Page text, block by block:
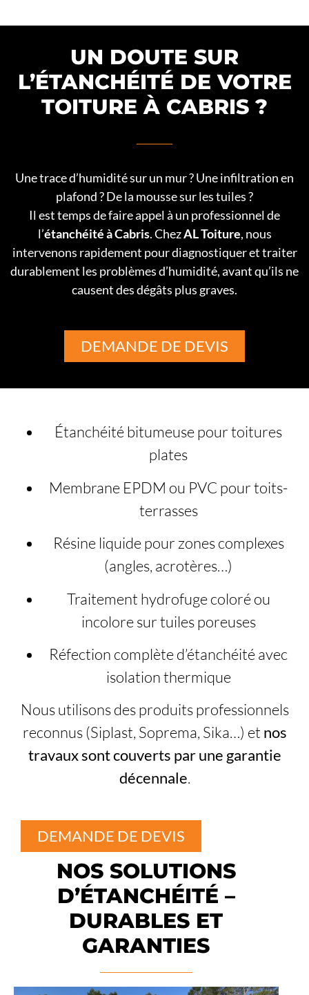
UN DOUTE SUR
L’ÉTANCHÉITÉ DE VOTRE
TOITURE À CABRIS ?
Une trace d’humidité sur un mur ? Une infiltration en
plafond ? De la mousse sur les tuiles ?
Il est temps de faire appel à un professionnel de
l’étanchéité à Cabris. ChezAL Toiture, nous
intervenons rapidement pour diagnostiquer et traiter
durablement les problèmes d’humidité, avant qu’ils ne
causent des dégâts plus graves.
DEMANDE DE DEVIS
Étanchéité bitumeuse pour toitures
plates
Membrane EPDM ou PVC pour toits-
terrasses
Résine liquide pour zones complexes
(angles, acrotères…)
Traitement hydrofuge coloré ou
incolore sur tuiles poreuses
Réfection complète d’étanchéité avec
isolation thermique
Nous utilisons des produits professionnels
reconnus (Siplast, Soprema, Sika…) et nos
travaux sont couverts par une garantie
décennale.
DEMANDE DE DEVIS
NOS SOLUTIONS
D’ÉTANCHÉITÉ –
DURABLES ET
GARANTIES